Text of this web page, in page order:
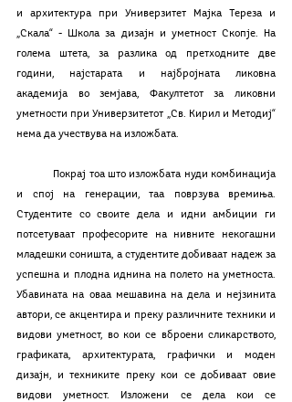
и архитектура при Универзитет Мајка Тереза и
„Скала“ - Школа за дизајн и уметност Скопје. На
голема штета, за разлика од претходните две
години, најстарата и најбројната ликовна
академија во земјава, Факултетот за ликовни
уметности при Универзитетот „Св. Кирил и Методиј“
нема да учествува на изложбата.
и спој на генерации, таа поврзува времиња.
Студентите со своите дела и идни амбиции ги
потсетуваат професорите на нивните некогашни
младешки соништа, а студентите добиваат надеж за
успешна и плодна иднина на полето на уметноста.
Убавината на оваа мешавина на дела и нејзинита
автори, се акцентира и преку различните техники и
видови уметност, во кои се вброени сликарството,
графиката, архитектурата, графички и моден
дизајн, и техниките преку кои се добиваат овие
видови уметност. Изложени се дела кои се